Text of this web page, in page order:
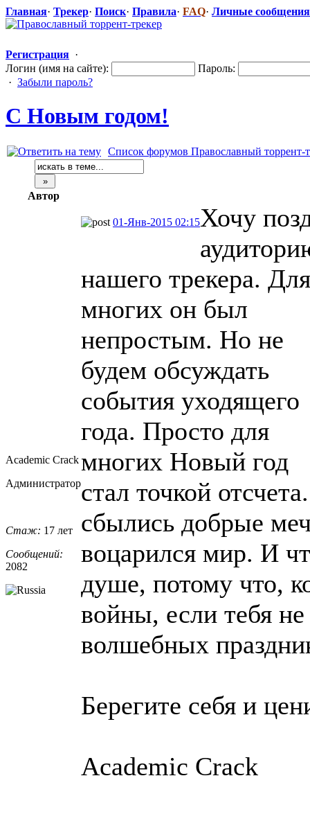
Главная· Трекер· Поиск· Правила· FAQ· Личные сообщения
Регистрация ·
Логин (имя на сайте):
Пароль:
· Забыли пароль?
С Новым годом!
Список форумов Православный торрент-
Автор
Academic Crack
Администратор
Стаж: 17 лет
Сообщений:
2082
01-Янв-2015 02:15Хочу
нашего трекера. Для
многих он был
непростым. Но не
будем обсуждать
события уходящего
года. Просто для
многих Новый год
стал точкой
сбылись добрые
воцарился мир. И
душе, потому что,
войны, если тебя
волшебных
Берегите себя и
Academic Crack